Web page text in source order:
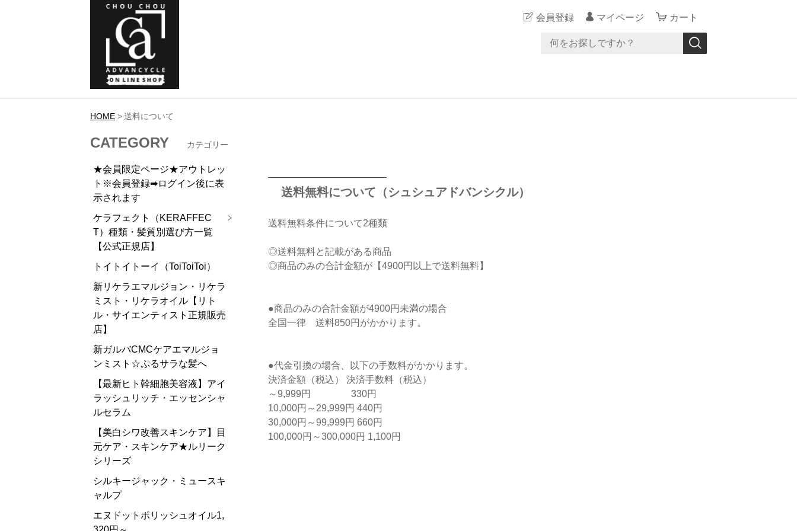
会員登録 マイページ カート
HOME 送料について
送料無料について（シュシュアドバンシクル）
送料無料条件について2種類
◎送料無料と記載がある商品
◎商品のみの合計金額が【4900円以上で送料無料】
●商品のみの合計金額が4900円未満の場合
全国一律 送料850円がかかります。
●代金引換の場合、以下の手数料がかかります。
決済金額（税込） 決済手数料（税込）
～9,999円 330円
10,000円～29,999円 440円
30,000円～99,999円 660円
100,000円～300,000円 1,100円
CATEGORY カテゴリー
★会員限定ページ★アウトレッ
ト※会員登録➡ログイン後に表
示されます
ケラフェクト（KERAFFEC
T）種類・髪質別選び方一覧
【公式正規店】
トイトイトーイ（ToiToiToi）
新リケラエマルジョン・リケラ
ミスト・リケラオイル【リト
ル・サイエンティスト正規販売
店】
新ガルバCMCケアエマルジョ
ンミスト☆ぷるサラな髪へ
【最新ヒト幹細胞美容液】アイ
ラッシュリッチ・エッセンシャ
ルセラム
【美白シワ改善スキンケア】目
元ケア・スキンケア★ルリーク
シリーズ
シルキージャック・ミュースキ
ャルプ
エヌドットポリッシュオイル1,